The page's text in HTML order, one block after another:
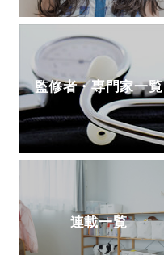
監修者・専門家一覧
連載一覧